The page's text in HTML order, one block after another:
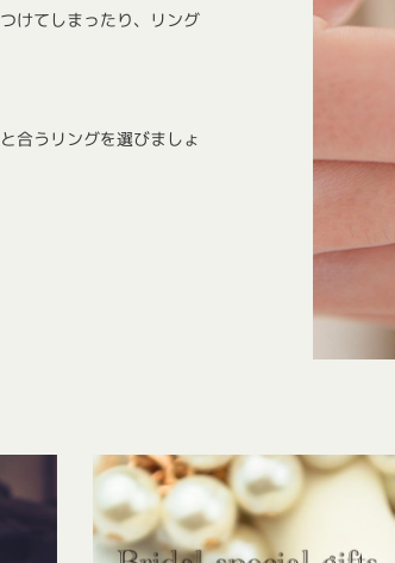
けてしまったり、リング
合うリングを選びましょ